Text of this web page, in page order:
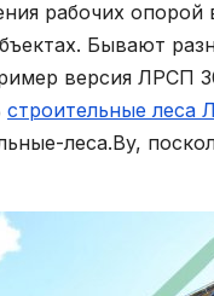
рабочих
Бывают
версия ЛРСП
строительные леса
леса.By,